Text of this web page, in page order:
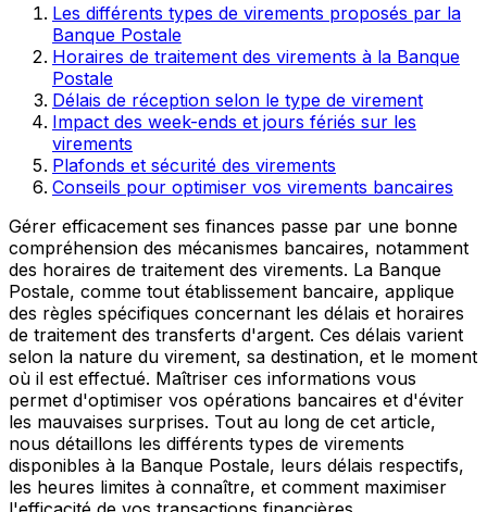
Les différents types de virements proposés par la
Banque Postale
Horaires de traitement des virements à la Banque
Postale
Délais de réception selon le type de virement
Impact des week-ends et jours fériés sur les
virements
Plafonds et sécurité des virements
Conseils pour optimiser vos virements bancaires
Gérer efficacement ses finances passe par une bonne
compréhension des mécanismes bancaires, notamment
des horaires de traitement des virements. La Banque
Postale, comme tout établissement bancaire, applique
des règles spécifiques concernant les délais et horaires
de traitement des transferts d'argent. Ces délais varient
selon la nature du virement, sa destination, et le moment
où il est effectué. Maîtriser ces informations vous
permet d'optimiser vos opérations bancaires et d'éviter
les mauvaises surprises. Tout au long de cet article,
nous détaillons les différents types de virements
disponibles à la Banque Postale, leurs délais respectifs,
les heures limites à connaître, et comment maximiser